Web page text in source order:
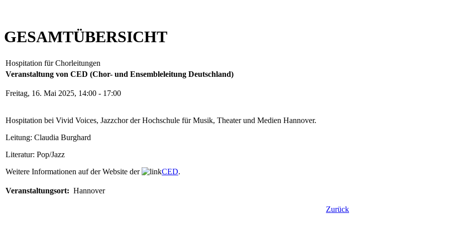
GESAMTÜBERSICHT
Hospitation für Chorleitungen
Veranstaltung von CED (Chor- und Ensembleleitung Deutschland)
Freitag, 16. Mai 2025, 14:00 - 17:00
Hospitation bei Vivid Voices, Jazzchor der Hochschule für Musik, Theater und Medien Hannover.
Leitung: Claudia Burghard
Literatur: Pop/Jazz
Weitere Informationen auf der Website der
CED.
Veranstaltungsort: Hannover
Zurück